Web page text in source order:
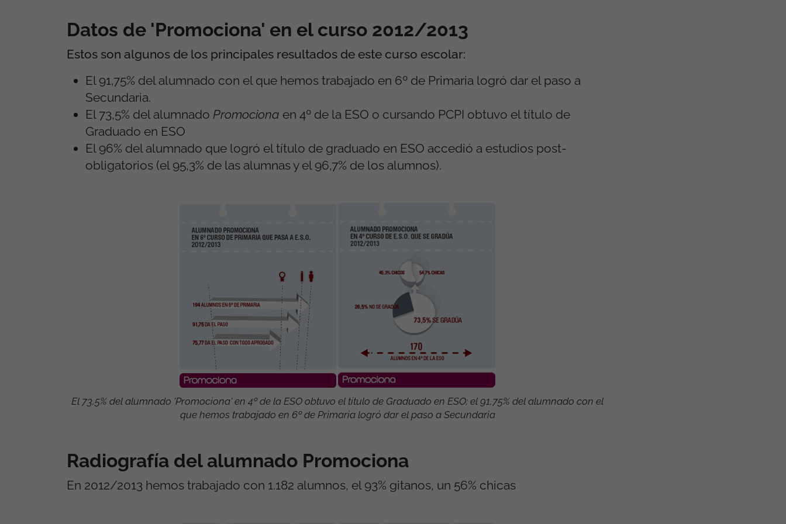
Datos de 'Promociona' en el curso 2012/2013
Estos son algunos de los principales resultados de este curso escolar:
El 91,75% del alumnado con el que hemos trabajado en 6º de Primaria logró dar el paso a
Secundaria.
El 73,5% del alumnado Promociona en 4º de la ESO o cursando PCPI obtuvo el título de
Graduado en ESO
El 96% del alumnado que logró el título de graduado en ESO accedió a estudios post-
obligatorios (el 95,3% de las alumnas y el 96,7% de los alumnos).
El 73,5% del alumnado 'Promociona' en 4º de la ESO obtuvo el título de Graduado en ESO; el 91,75% del alumnado con el
que hemos trabajado en 6º de Primaria logró dar el paso a Secundaria
Radiografía del alumnado Promociona
En 2012/2013 hemos trabajado con 1.182 alumnos, el 93% gitanos, un 56% chicas